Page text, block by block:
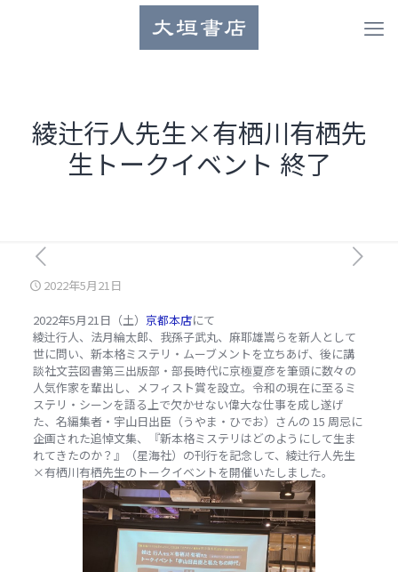
綾辻行人先生×有栖川有栖先
生トークイベント 終了
2022年5月21日
2022年5月21日（土） 京都本店にて
綾辻行人、法月綸太郎、我孫子武丸、麻耶雄嵩らを新人として
世に問い、新本格ミステリ・ムーブメントを立ちあげ、後に講
談社文芸図書第三出版部・部長時代に京極夏彦を筆頭に数々の
人気作家を輩出し、メフィスト賞を設立。令和の現在に至るミ
ステリ・シーンを語る上で欠かせない偉大な仕事を成し遂げ
た、名編集者・宇山日出臣（うやま・ひでお）さんの 15 周忌に
企画された追悼文集、『新本格ミステリはどのようにして生ま
れてきたのか？』（星海社）の刊行を記念して、綾辻行人先生
×有栖川有栖先生のトークイベントを開催いたしました。